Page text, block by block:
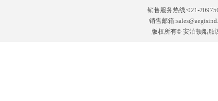
销售服务热线:021-
销售邮箱
版权所有© 安泊顿船